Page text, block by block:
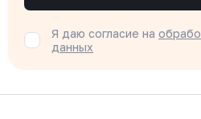
Я даю согласие на
данных